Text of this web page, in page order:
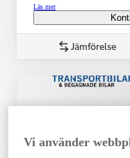
Läs mer
Jämförelse
Vi använder